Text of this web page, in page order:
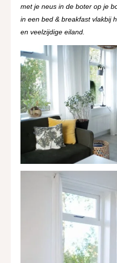
met je neus in de boter op je
in een bed & breakfast vlakbij
en veelzijdige eiland.